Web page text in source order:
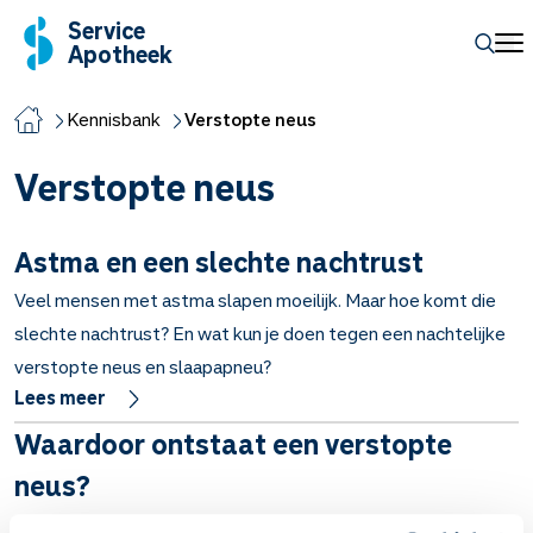
Service
Apotheek
Kennisbank Verstopte neus
Verstopte neus
Astma en een slechte nachtrust
Veel mensen met astma slapen moeilijk. Maar hoe komt die
slechte nachtrust? En wat kun je doen tegen een nachtelijke
verstopte neus en slaapapneu?
Lees meer
Waardoor ontstaat een verstopte
neus?